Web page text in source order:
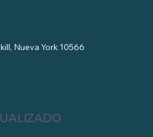
Nueva York 10566